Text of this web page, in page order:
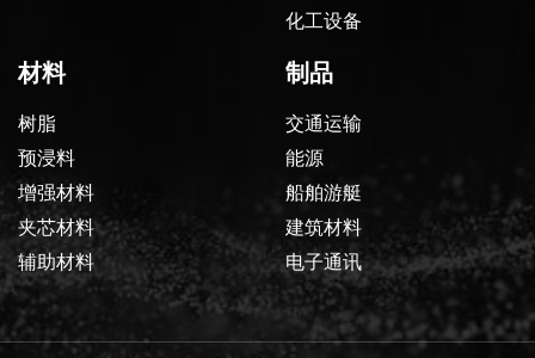
化工设备
材料
树脂
预浸料
增强材料
夹芯材料
辅助材料
制品
交通运输
能源
船舶游艇
建筑材料
电子通讯